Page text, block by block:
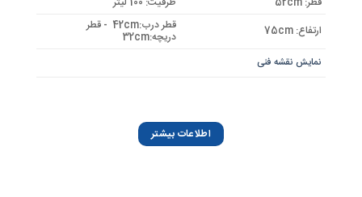
ارتفاع: 75cm
قطر درب:42cm - قطر
دریچه:32cm
نمایش نقشه فنی
اطلاعات بیشتر